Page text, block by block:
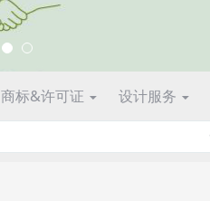
商标&许可证 设计服务